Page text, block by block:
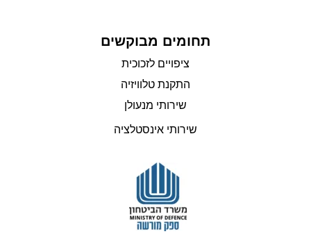
תחומים מבוקשים
ציפויים לזכוכית
התקנת טלוויזיה
שירותי מנעולן
שירותי אינסטלציה